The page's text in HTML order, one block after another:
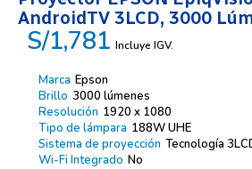
AndroidTV 3LCD, 3000
Marca Epson
Brillo 3000 lúmenes
Resolución 1920 x 1080
Tipo de lámpara 188W UHE
Sistema de proyección Tecnología
Wi-Fi Integrado No
S/1,781 Incluye IGV.